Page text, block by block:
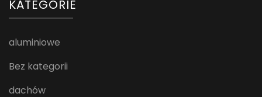
KATEGORIE
aluminiowe
Bez kategorii
dachów